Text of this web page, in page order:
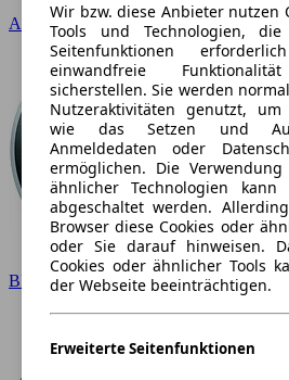
Audi
BMW
Wir bzw. diese Anbieter nutzen
Tools und Technologien,
Seitenfunktionen
einwandfreie
sicherstellen. Sie werden
Nutzeraktivitäten genutzt,
wie das Setzen und
Anmeldedaten oder
ermöglichen. Die
ähnlicher Technologien kann
abgeschaltet werden.
Browser diese Cookies oder
oder Sie darauf hinweisen.
Cookies oder ähnlicher Tools
der Webseite beeinträchtigen.
Erweiterte Seitenfunktionen